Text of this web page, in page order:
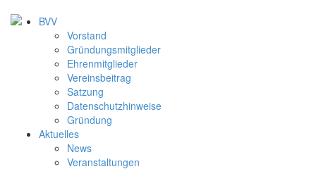
BVV
Vorstand
Gründungsmitglieder
Ehrenmitglieder
Vereinsbeitrag
Satzung
Datenschutzhinweise
Gründung
Aktuelles
News
Veranstaltungen